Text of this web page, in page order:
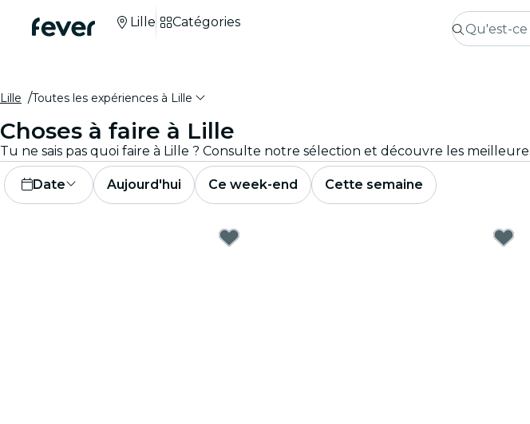
Lille Catégories
Lille Toutes les expériences à Lille
Choses à faire à Lille
Tu ne sais pas quoi faire à Lille ? Consulte notre sélection et découvre les
Date Aujourd'hui Ce week-end Cette semaine